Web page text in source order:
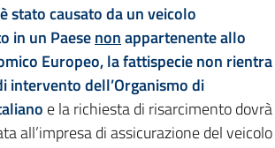
stato causato da un veicolo
in un Paesenonappartenente allo
Europeo, la fattispecie non rientra
intervento dell’Organismo di
e la richiesta di risarcimento dovrà
all’impresa di assicurazione del veicolo